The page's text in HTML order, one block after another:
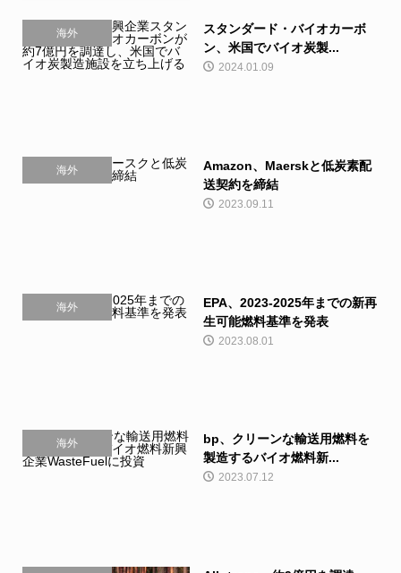
海外
スタンダード・バイオカーボ
ン、米国でバイオ炭製...
2024.01.09
海外
Amazon、Maerskと低炭素配
送契約を締結
2023.09.11
海外
EPA、2023-2025年までの新再
生可能燃料基準を発表
2023.08.01
海外
bp、クリーンな輸送用燃料を
製造するバイオ燃料新...
2023.07.12